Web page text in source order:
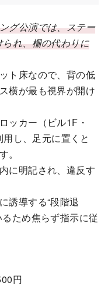
グ公演では、ステー
れ、柵の代わりに
ト床なので、背の低
横が最も視界が開け
ッカー（ビル1F・
し、足元に置くと
。
に明記され、違反す
誘導する“段階退
ため焦らず指示に従
円